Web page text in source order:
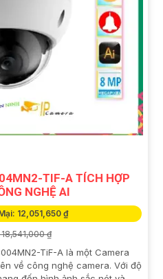
TIF-A TÍCH HỢP
NGHỆ AI
12,051,650 ₫
₫
TiF-A là một Camera
về công nghệ camera. Với độ